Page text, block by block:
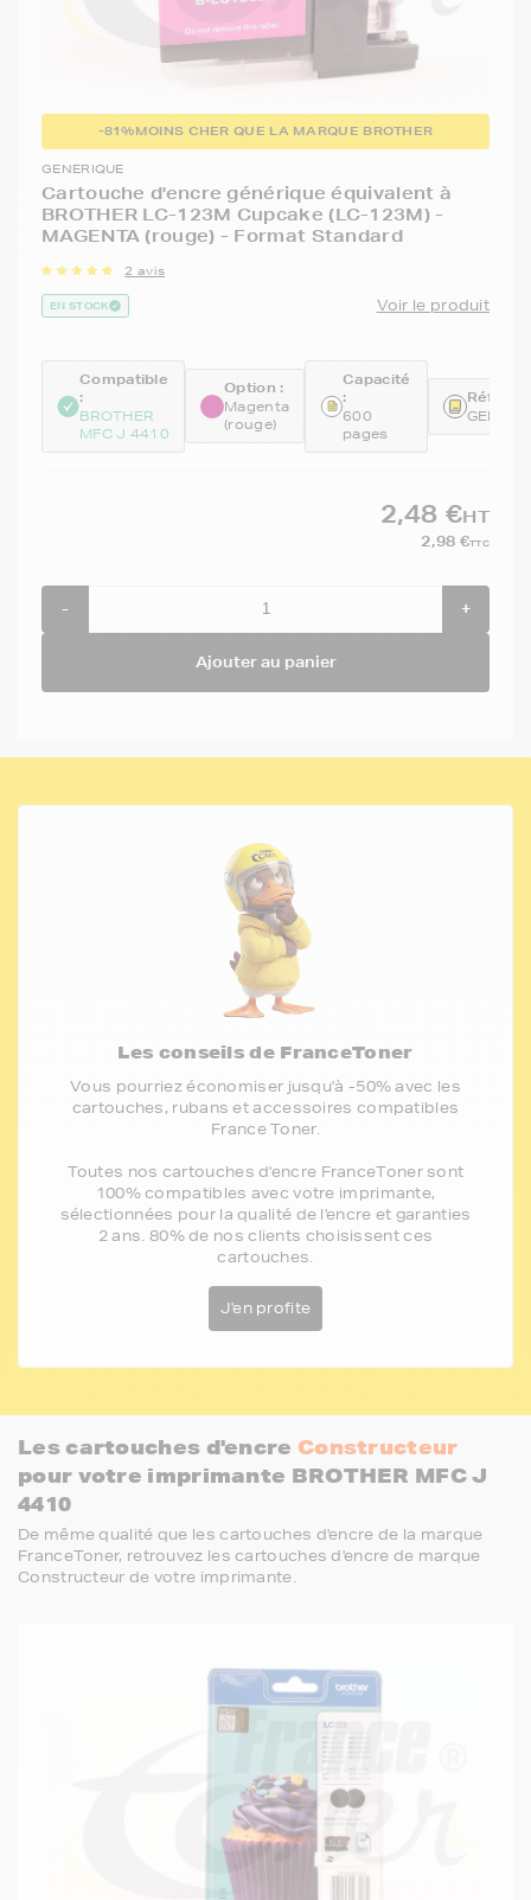
-81%MOINS CHER QUE LA MARQUE BROTHER
GENERIQUE
Cartouche d'encre générique équivalent à
BROTHER LC-123M Cupcake (LC-123M) -
MAGENTA (rouge) - Format Standard
2 avis
EN STOCK Voir le produit
Compatible
:
BROTHER
MFC J 4410
Option :
Magenta
(rouge)
Capacité
:
600
pages
2,48 €HT
2,98 €TTC
- +
Ajouter au panier
Les conseils de FranceToner
Vous pourriez économiser jusqu'à -50% avec les
cartouches, rubans et accessoires compatibles
France Toner.
Toutes nos cartouches d'encre FranceToner sont
100% compatibles avec votre imprimante,
sélectionnées pour la qualité de l'encre et garanties
2 ans. 80% de nos clients choisissent ces
cartouches.
J'en profite
Les cartouches d'encre Constructeur
pour votre imprimante BROTHER MFC J
4410
De même qualité que les cartouches d'encre de la marque
FranceToner, retrouvez les cartouches d'encre de marque
Constructeur de votre imprimante.